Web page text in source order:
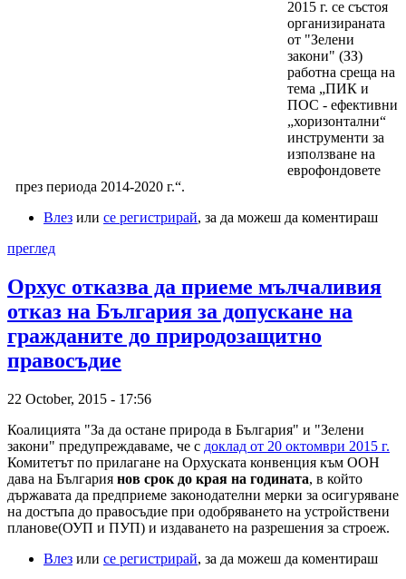
2015 г. се състоя
организираната
от "Зелени
закони" (ЗЗ)
работна среща на
тема „ПИК и
ПОС - ефективни
„хоризонтални“
инструменти за
използване на
еврофондовете
през периода 2014-2020 г.“.
Влез или се регистрирай, за да можеш да коментираш
преглед
Орхус отказва да приеме мълчаливия
отказ на България за допускане на
гражданите до природозащитно
правосъдие
22 October, 2015 - 17:56
Коалицията "За да остане природа в България" и "Зелени
закони" предупреждаваме, че с доклад от 20 октомври 2015 г.
Комитетът по прилагане на Орхуската конвенция към ООН
дава на България нов срок до края на годината, в който
държавата да предприеме законодателни мерки за осигуряване
на достъпа до правосъдие при одобряването на устройствени
планове(ОУП и ПУП) и издаването на разрешения за строеж.
Влез или се регистрирай, за да можеш да коментираш